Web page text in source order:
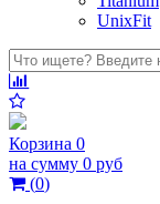
UnixFit
Корзина 0
на сумму 0 руб
(0)